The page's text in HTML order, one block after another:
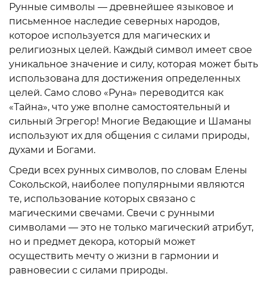
Рунные символы — древнейшее языковое и
письменное наследие северных народов,
которое используется для магических и
религиозных целей. Каждый символ имеет свое
уникальное значение и силу, которая может быть
использована для достижения определенных
целей. Само слово «Руна» переводится как
«Тайна», что уже вполне самостоятельный и
сильный Эгрегор! Многие Ведающие и Шаманы
используют их для общения с силами природы,
духами и Богами.
Среди всех рунных символов, по словам Елены
Сокольской, наиболее популярными являются
те, использование которых связано с
магическими свечами. Свечи с рунными
символами — это не только магический атрибут,
но и предмет декора, который может
осуществить мечту о жизни в гармонии и
равновесии с силами природы.